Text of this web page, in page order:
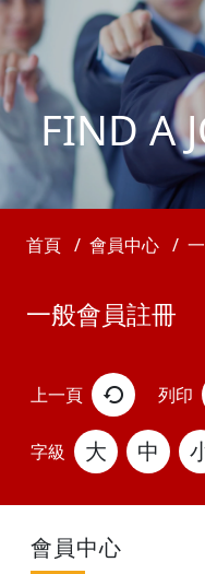
FIND A
首頁 會員中心
一般會員註冊
上一頁
字級 大 中
列印
會員中心